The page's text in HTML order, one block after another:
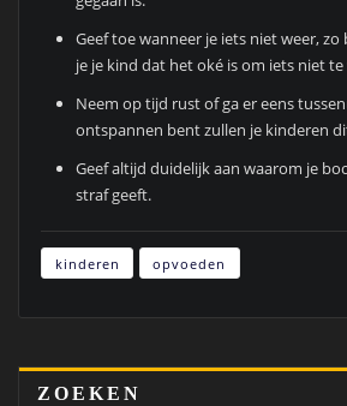
Geef toe wanneer je iets niet weer, zo
je je kind dat het oké is om iets niet
Neem op tijd rust of ga er eens
ontspannen bent zullen je kinderen
Geef altijd duidelijk aan waarom je
straf geeft.
kinderen opvoeden
ZOEKEN